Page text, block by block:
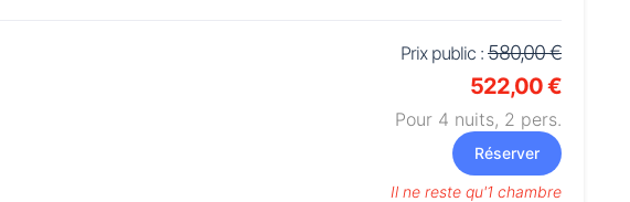
Prix public : 580,00 €
522,00 €
Pour 4 nuits, 2 pers.
Réserver
Il ne reste qu'1 chambre